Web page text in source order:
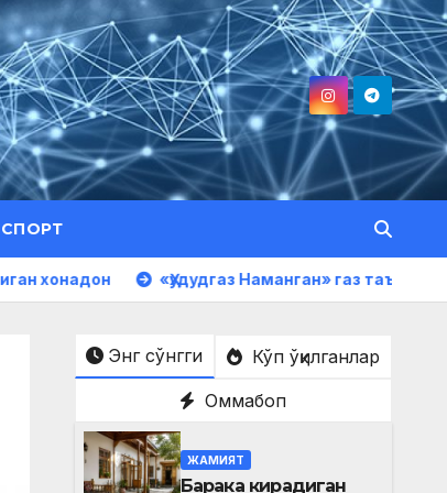
СПОРТ
«Ҳудудгаз Наманган» газ таъминоти
Энг сўнгги
Кўп ўқилганлар
Оммабоп
ЖАМИЯТ
Барака кирадиган